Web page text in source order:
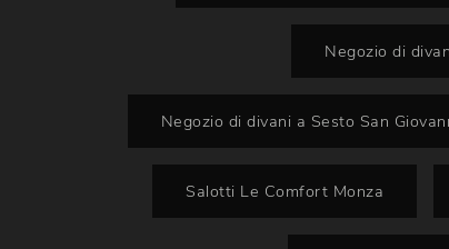
Negozio di
Negozio di divani a Sesto San
Salotti Le Comfort Monza